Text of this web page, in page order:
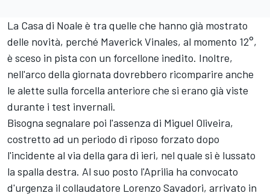
La Casa di Noale è tra quelle che hanno già mostrato
delle novità, perché Maverick Vinales, al momento 12°,
è sceso in pista con un forcellone inedito. Inoltre,
nell'arco della giornata dovrebbero ricomparire anche
le alette sulla forcella anteriore che si erano già viste
durante i test invernali.
Bisogna segnalare poi l'assenza di Miguel Oliveira,
costretto ad un periodo di riposo forzato dopo
l'incidente al via della gara di ieri, nel quale si è lussato
la spalla destra. Al suo posto l'Aprilia ha convocato
d'urgenza il collaudatore Lorenzo Savadori, arrivato in